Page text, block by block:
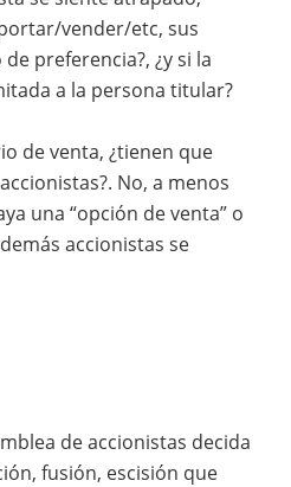
vender/etc, sus
preferencia?, ¿y si la
a la persona titular?
de venta, ¿tienen que
No, a menos
una “opción de venta” o
accionistas se
de accionistas decida
fusión, escisión que